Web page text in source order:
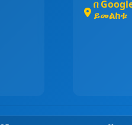
በ
ይመልከቱ